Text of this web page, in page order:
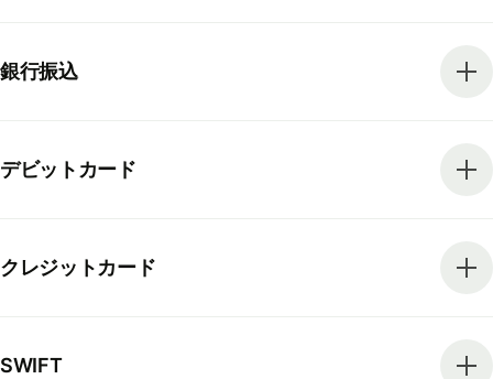
銀行振込
デビットカード
クレジットカード
SWIFT